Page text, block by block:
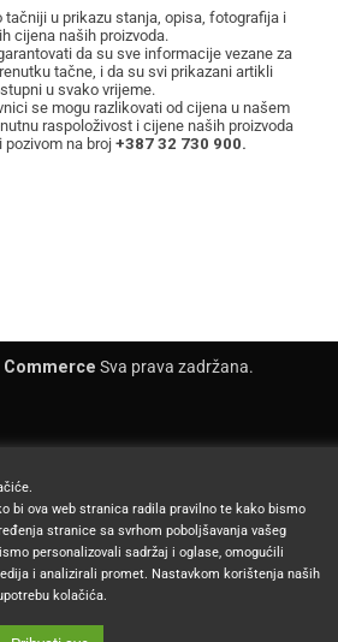
tačniji u prikazu stanja, opisa, fotografija i
cijena naših proizvoda.
da su sve informacije vezane za
tačne, i da su svi prikazani artikli
u svako vrijeme.
se mogu razlikovati od cijena u našem
raspoloživost i cijene naših proizvoda
na broj +387 32 730 900.
Commerce Sva prava zadržana.
bi ova web stranica radila pravilno te kako bismo
stranice sa svrhom poboljšavanja vašeg
personalizovali sadržaj i oglase, omogućili
i analizirali promet. Nastavkom korištenja naših
kolačića.